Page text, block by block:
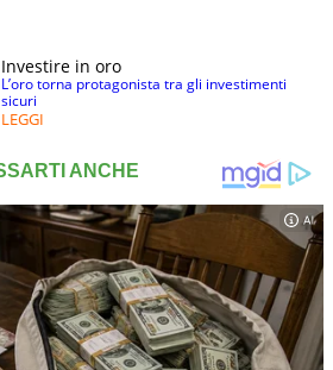
Investire in oro
L’oro torna protagonista tra gli investimenti
sicuri
LEGGI